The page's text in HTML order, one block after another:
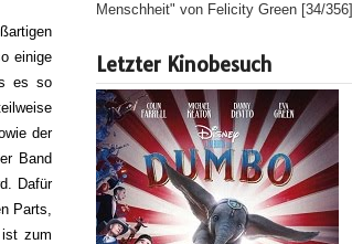
einige
es so
der
Band
Dafür
Parts,
zum
Menschheit" von Felicity Green [34/356]
Letzter Kinobesuch